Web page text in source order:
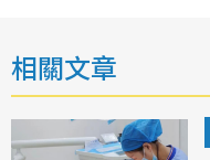
相關文章